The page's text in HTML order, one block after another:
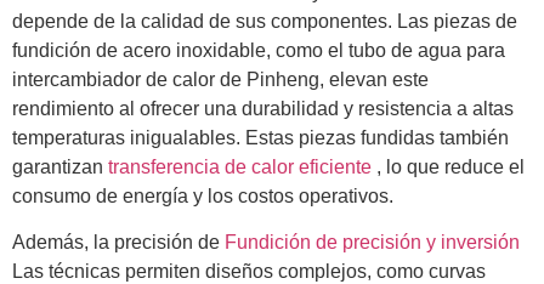
depende de la calidad de sus componentes. Las piezas de
fundición de acero inoxidable, como el tubo de agua para
intercambiador de calor de Pinheng, elevan este
rendimiento al ofrecer una durabilidad y resistencia a altas
temperaturas inigualables. Estas piezas fundidas también
garantizan transferencia de calor eficiente , lo que reduce el
consumo de energía y los costos operativos.
Además, la precisión de Fundición de precisión y inversión
Las técnicas permiten diseños complejos, como curvas